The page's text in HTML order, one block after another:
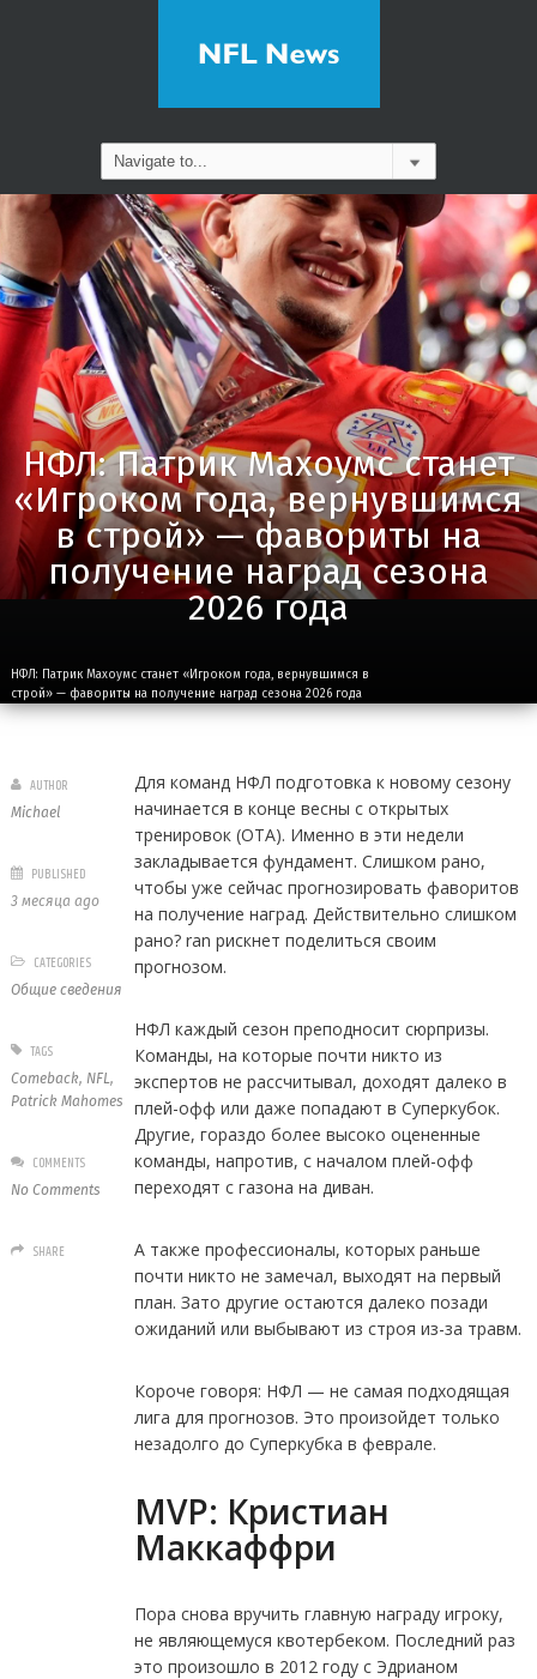
НФЛ: Патрик Махоумс станет
«Игроком года, вернувшимся
в строй» — фавориты на
получение наград сезона
2026 года
НФЛ: Патрик Махоумс станет «Игроком года, вернувшимся в
строй» — фавориты на получение наград сезона 2026 года
Для команд НФЛ подготовка к новому сезону
начинается в конце весны с открытых
тренировок (OTA). Именно в эти недели
закладывается фундамент. Слишком рано,
чтобы уже сейчас прогнозировать фаворитов
на получение наград. Действительно слишком
рано? ran рискнет поделиться своим
прогнозом.
НФЛ каждый сезон преподносит сюрпризы.
Команды, на которые почти никто из
экспертов не рассчитывал, доходят далеко в
плей-офф или даже попадают в Суперкубок.
Другие, гораздо более высоко оцененные
команды, напротив, с началом плей-офф
переходят с газона на диван.
А также профессионалы, которых раньше
почти никто не замечал, выходят на первый
план. Зато другие остаются далеко позади
ожиданий или выбывают из строя из-за травм.
Короче говоря: НФЛ — не самая подходящая
лига для прогнозов. Это произойдет только
незадолго до Суперкубка в феврале.
MVP: Кристиан
Маккаффри
Пора снова вручить главную награду игроку,
не являющемуся квотербеком. Последний раз
это произошло в 2012 году с Эдрианом
AUTHOR
Michael
PUBLISHED
3 месяца ago
CATEGORIES
Общие сведения
TAGS
Comeback, NFL,
Patrick Mahomes
COMMENTS
No Comments
SHARE